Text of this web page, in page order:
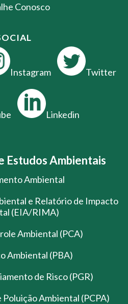
Conosco
Instagram Twitter
Linkedin
Estudos Ambientais
Ambiental
e Relatório de Impacto
(EIA/RIMA)
Ambiental (PCA)
Ambiental (PBA)
de Risco (PGR)
Ambiental (PCPA)